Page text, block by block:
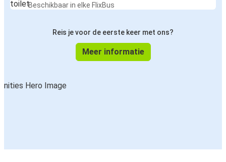
Beschikbaar in elke FlixBus
Reis je voor de eerste keer met ons?
Meer informatie